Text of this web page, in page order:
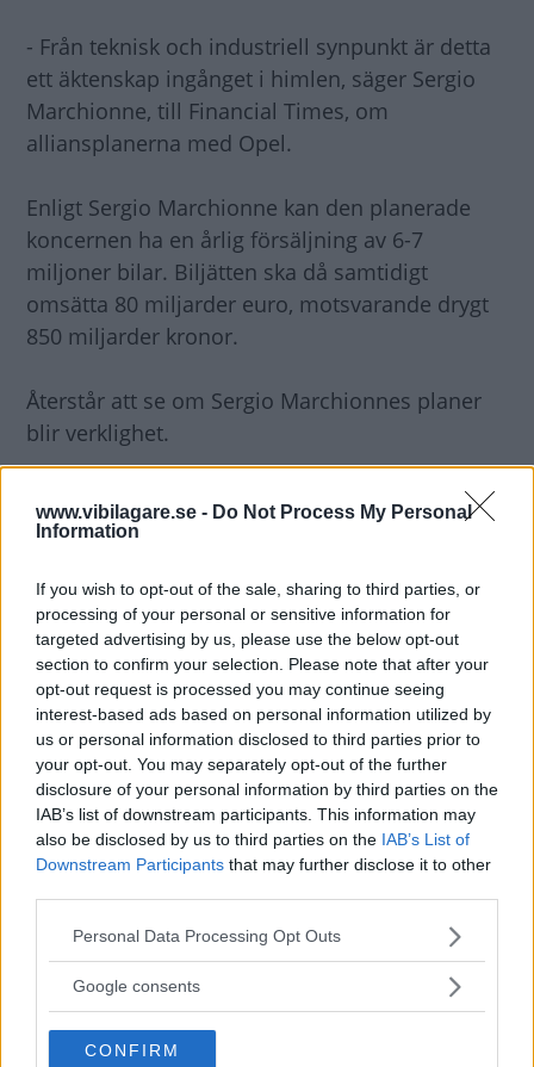
www.vibilagare.se - Do Not Process My Personal
Information
If you wish to opt-out of the sale, sharing to third parties, or
processing of your personal or sensitive information for
targeted advertising by us, please use the below opt-out
section to confirm your selection. Please note that after your
opt-out request is processed you may continue seeing
interest-based ads based on personal information utilized by
us or personal information disclosed to third parties prior to
your opt-out. You may separately opt-out of the further
disclosure of your personal information by third parties on the
IAB’s list of downstream participants. This information may
also be disclosed by us to third parties on the IAB’s List of
Downstream Participants that may further disclose it to other
Please note that this website/app uses one or more Google
not limited to your visit or usage behaviour. You may click to
use your data for below specified purposes in below Google
consent section.
Personal Data Processing Opt Outs
Google consents
CONFIRM
- Från teknisk och industriell synpunkt är detta
ett äktenskap ingånget i himlen, säger Sergio
Marchionne, till Financial Times, om
alliansplanerna med Opel.
Enligt Sergio Marchionne kan den planerade
koncernen ha en årlig försäljning av 6-7
miljoner bilar. Biljätten ska då samtidigt
omsätta 80 miljarder euro, motsvarande drygt
850 miljarder kronor.
Återstår att se om Sergio Marchionnes planer
blir verklighet.
NYHETER